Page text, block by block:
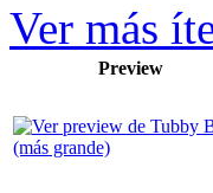
Ver más
Preview